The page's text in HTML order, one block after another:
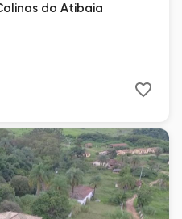
do Atibaia